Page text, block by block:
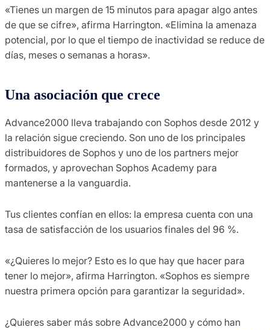
«Tienes un margen de 15 minutos para apagar algo antes
de que se cifre», afirma Harrington. «Elimina la amenaza
potencial, por lo que el tiempo de inactividad se reduce de
días, meses o semanas a horas».
Una asociación que crece
Advance2000 lleva trabajando con Sophos desde 2012 y
la relación sigue creciendo. Son uno de los principales
distribuidores de Sophos y uno de los partners mejor
formados, y aprovechan Sophos Academy para
mantenerse a la vanguardia.
Tus clientes confían en ellos: la empresa cuenta con una
tasa de satisfacción de los usuarios finales del 96 %.
«¿Quieres lo mejor? Esto es lo que hay que hacer para
tener lo mejor», afirma Harrington. «Sophos es siempre
nuestra primera opción para garantizar la seguridad».
¿Quieres saber más sobre Advance2000 y cómo han